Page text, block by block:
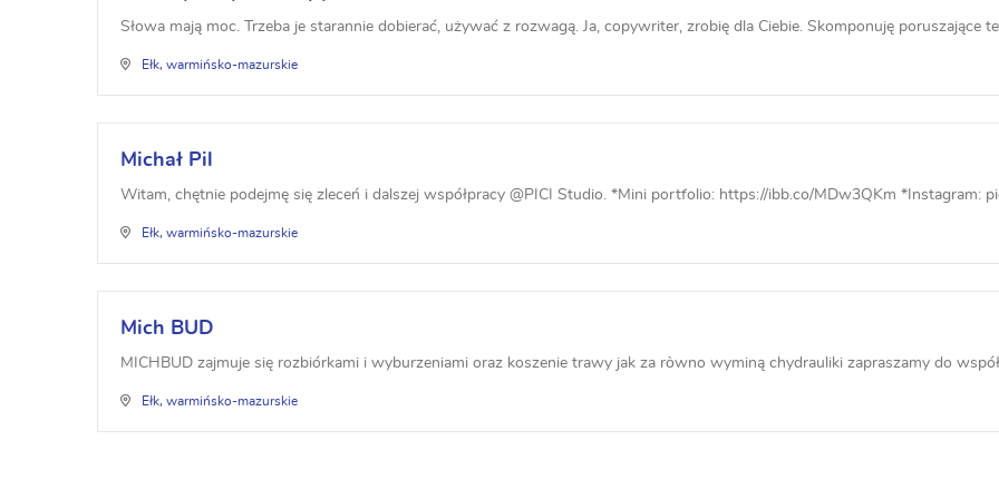
Słowa mają moc. Trzeba je starannie dobierać, używać z rozwagą. Ja, copywriter, zrobię dla Ciebie. Skomponuję poruszające
Ełk, warmińsko-mazurskie
Michał Pil
Witam, chętnie podejmę się zleceń i dalszej współpracy @PICI Studio. *Mini portfolio: https://ibb.co/MDw3QKm *Instagram:
Ełk, warmińsko-mazurskie
Mich BUD
MICHBUD zajmuje się rozbiórkami i wyburzeniami oraz koszenie trawy jak za ròwno wyminą chydrauliki zapraszamy do
Ełk, warmińsko-mazurskie